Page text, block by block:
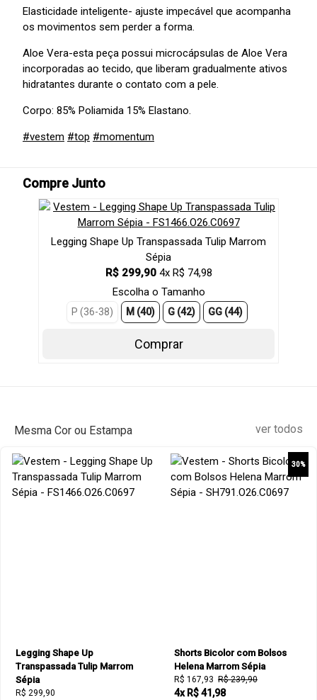
Elasticidade inteligente- ajuste impecável que acompanha
os movimentos sem perder a forma.
Aloe Vera-esta peça possui microcápsulas de Aloe Vera
incorporadas ao tecido, que liberam gradualmente ativos
hidratantes durante o contato com a pele.
Corpo: 85% Poliamida 15% Elastano.
#vestem #top #momentum
Compre Junto
Legging Shape Up Transpassada Tulip Marrom
Sépia
R$ 299,90 4x R$ 74,98
Escolha o Tamanho
P (36-38) M (40) G (42) GG (44)
Comprar
Mesma Cor ou Estampa ver todos
Legging Shape Up
Transpassada Tulip Marrom
Sépia
R$ 299,90
30%
Shorts Bicolor com Bolsos
Helena Marrom Sépia
R$ 167,93 R$ 239,90
4x R$ 41,98